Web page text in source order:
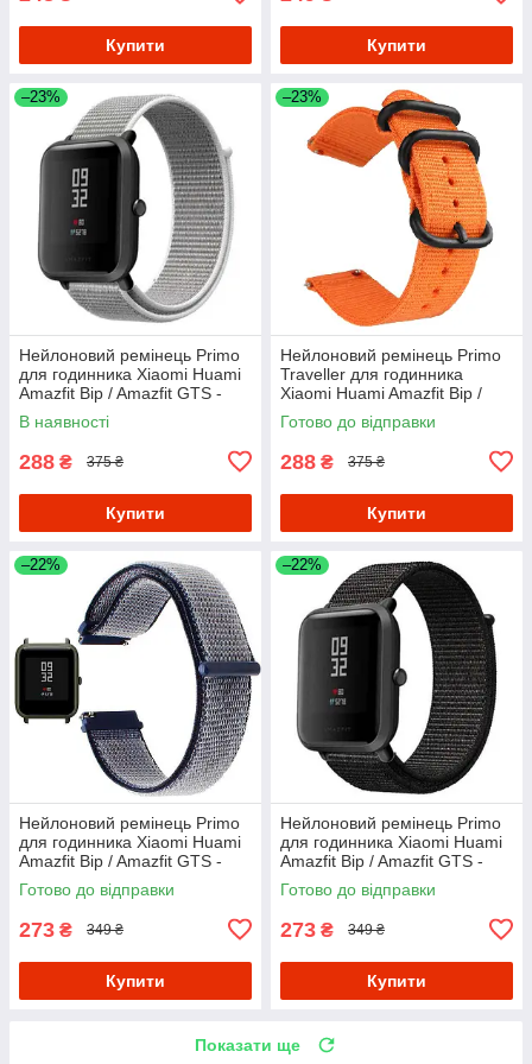
Купити Купити
–23%
Нейлоновий ремінець Primo
для годинника Xiaomi Huami
Amazfit Bip / Amazfit GTS -
White
В наявності
288 ₴ 375 ₴
Купити
–23%
Нейлоновий ремінець Primo
Traveller для годинника
Xiaomi Huami Amazfit Bip /
Amazfit GTS - Orange
Готово до відправки
288 ₴ 375 ₴
Купити
–22%
Нейлоновий ремінець Primo
для годинника Xiaomi Huami
Amazfit Bip / Amazfit GTS -
Navi Blue
Готово до відправки
273 ₴ 349 ₴
Купити
–22%
Нейлоновий ремінець Primo
для годинника Xiaomi Huami
Amazfit Bip / Amazfit GTS -
Black
Готово до відправки
273 ₴ 349 ₴
Купити
Показати ще